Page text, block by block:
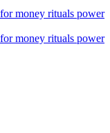
money rituals power
money rituals power